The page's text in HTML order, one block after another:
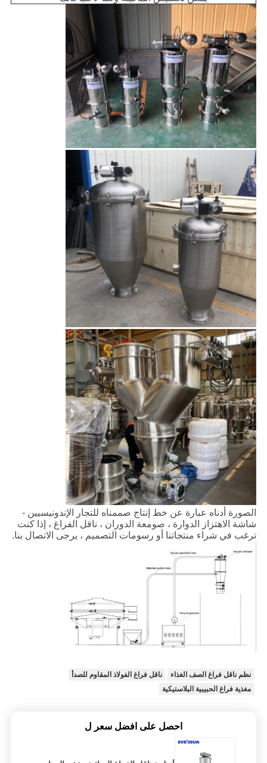
الصورة أدناه عبارة عن خط إنتاج صممناه للتجار الإندونيسيين -
شاشة الاهتزاز الدوارة ، صومعة الدوران ، ناقل الفراغ ، إذا كنت
ترغب في شراء منتجاتنا أو رسومات التصميم ، يرجى الاتصال بنا.
نظم ناقل فراغ الصف الغذاء
ناقل فراغ الفولاذ المقاوم للصدأ
مغذية فراغ الحبيبية البلاستيكية
احصل على افضل سعر ل